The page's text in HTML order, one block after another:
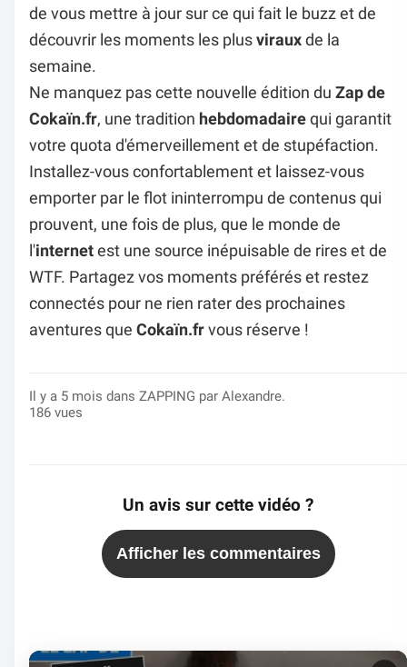
de vous mettre à jour sur ce qui fait le buzz et de
découvrir les moments les plus viraux de la
semaine.
Ne manquez pas cette nouvelle édition du Zap de
Cokaïn.fr, une tradition hebdomadaire qui garantit
votre quota d'émerveillement et de stupéfaction.
Installez-vous confortablement et laissez-vous
emporter par le flot ininterrompu de contenus qui
prouvent, une fois de plus, que le monde de
l'internet est une source inépuisable de rires et de
WTF. Partagez vos moments préférés et restez
connectés pour ne rien rater des prochaines
aventures que Cokaïn.fr vous réserve !
Il y a 5 mois dans ZAPPING par Alexandre.
186 vues
Un avis sur cette vidéo ?
Afficher les commentaires